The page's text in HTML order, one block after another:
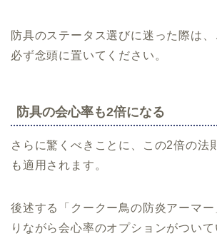
防具のステータス選びに迷った際は
必ず念頭に置いてください。
防具の会心率も2倍になる
さらに驚くべきことに、この2倍の法
も適用されます。
後述する「クークー鳥の防炎アーマ
りながら会心率のオプションがついて